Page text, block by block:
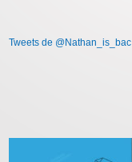
Tweets de @Nathan_is_bac